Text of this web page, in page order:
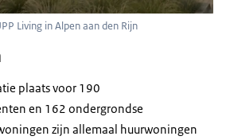
Living in Alpen aan den Rijn
plaats voor 190
en 162 ondergrondse
zijn allemaal huurwoningen